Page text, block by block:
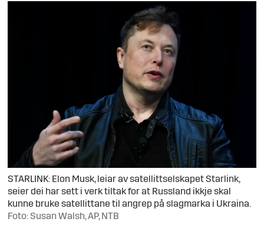
STARLINK: Elon Musk, leiar av satellittselskapet Starlink,
seier dei har sett i verk tiltak for at Russland ikkje skal
kunne bruke satellittane til angrep på slagmarka i Ukraina.
Foto: Susan Walsh, AP, NTB